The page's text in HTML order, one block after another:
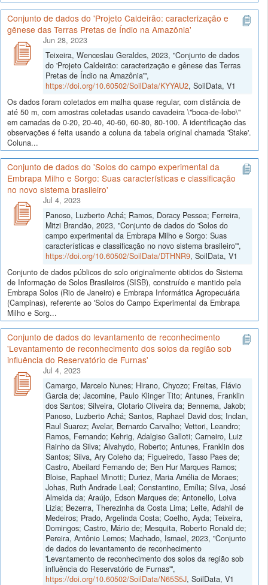
Conjunto de dados do 'Projeto Caldeirão: caracterização e
gênese das Terras Pretas de Índio na Amazônia'
Jun 28, 2023
Teixeira, Wenceslau Geraldes, 2023, "Conjunto de dados
do 'Projeto Caldeirão: caracterização e gênese das Terras
Pretas de Índio na Amazônia'",
https://doi.org/10.60502/SoilData/KYYAU2, SoilData, V1
Os dados foram coletados em malha quase regular, com distância de
até 50 m, com amostras coletadas usando cavadeira \"boca-de-lobo\"
em camadas de 0-20, 20-40, 40-60, 60-80, 80-100. A identificação das
observações é feita usando a coluna da tabela original chamada 'Stake'.
Coluna...
Conjunto de dados do 'Solos do campo experimental da
Embrapa Milho e Sorgo: Suas características e classificação
no novo sistema brasileiro'
Jul 4, 2023
Panoso, Luzberto Achá; Ramos, Doracy Pessoa; Ferreira,
Mitzi Brandão, 2023, "Conjunto de dados do 'Solos do
campo experimental da Embrapa Milho e Sorgo: Suas
características e classificação no novo sistema brasileiro'",
https://doi.org/10.60502/SoilData/DTHNR9, SoilData, V1
Conjunto de dados públicos do solo originalmente obtidos do Sistema
de Informação de Solos Brasileiros (SISB), construído e mantido pela
Embrapa Solos (Rio de Janeiro) e Embrapa Informática Agropecuária
(Campinas), referente ao 'Solos do Campo Experimental da Embrapa
Milho e Sorg...
Conjunto de dados do levantamento de reconhecimento
'Levantamento de reconhecimento dos solos da região sob
influência do Reservatório de Furnas'
Jul 4, 2023
Camargo, Marcelo Nunes; Hirano, Chyozo; Freitas, Flávio
Garcia de; Jacomine, Paulo Klinger Tito; Antunes, Franklin
dos Santos; Silveira, Clotario Oliveira da; Bennema, Jakob;
Panoso, Luzberto Achá; Santos, Raphael David dos; Inclan,
Raul Suarez; Avelar, Bernardo Carvalho; Vettori, Leandro;
Ramos, Fernando; Kehrig, Adalgiso Galloti; Carneiro, Luiz
Rainho da Silva; Alvahydo, Roberto; Antunes, Franklin dos
Santos; Silva, Ary Coleho da; Figueiredo, Tasso Paes de;
Castro, Abeilard Fernando de; Ben Hur Marques Ramos;
Bloise, Raphael Minotti; Duriez, Maria Amélia de Moraes;
Johas, Ruth Andrade Leal; Constantino, Emília; Silva, José
Almeida da; Araújo, Edson Marques de; Antonello, Loiva
Lizia; Bezerra, Therezinha da Costa Lima; Leite, Adahil de
Medeiros; Prado, Argelinda Costa; Coelho, Ayda; Teixeira,
Domingos; Castro, Mário de; Mesquita, Roberto Ronald de;
Pereira, Antônio Lemos; Machado, Ismael, 2023, "Conjunto
de dados do levantamento de reconhecimento
'Levantamento de reconhecimento dos solos da região sob
influência do Reservatório de Furnas'",
https://doi.org/10.60502/SoilData/N65S5J, SoilData, V1